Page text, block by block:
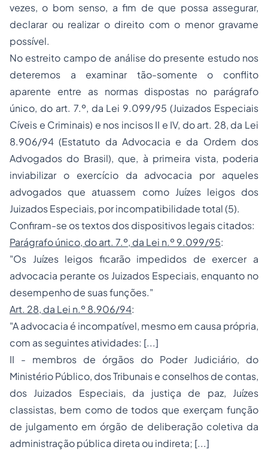
vezes, o bom senso, a fim de que possa assegurar,
declarar ou realizar o direito com o menor gravame
possível.
No estreito campo de análise do presente estudo nos
deteremos a examinar tão-somente o conflito
aparente entre as normas dispostas no parágrafo
único, do art. 7.º, da Lei 9.099/95 (Juizados Especiais
Cíveis e Criminais) e nos incisos II e IV, do art. 28, da Lei
8.906/94 (Estatuto da Advocacia e da Ordem dos
Advogados do Brasil), que, à primeira vista, poderia
inviabilizar o exercício da advocacia por aqueles
advogados que atuassem como Juízes leigos dos
Juizados Especiais, por incompatibilidade total (5).
Confiram-se os textos dos dispositivos legais citados:
Parágrafo único, do art. 7.º, da Lei n.º 9.099/95:
"Os Juízes leigos ficarão impedidos de exercer a
advocacia perante os Juizados Especiais, enquanto no
desempenho de suas funções."
Art. 28, da Lei n.º 8.906/94:
"A advocacia é incompatível, mesmo em causa própria,
com as seguintes atividades: [...]
II - membros de órgãos do Poder Judiciário, do
Ministério Público, dos Tribunais e conselhos de contas,
dos Juizados Especiais, da justiça de paz, Juízes
classistas, bem como de todos que exerçam função
de julgamento em órgão de deliberação coletiva da
administração pública direta ou indireta; [...]